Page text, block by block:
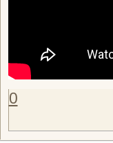
0